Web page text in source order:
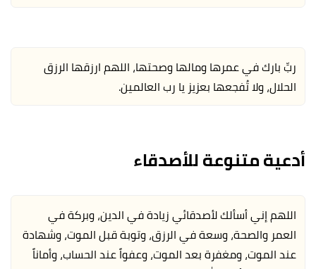
ربِّ بارك في عمرها ومالها وصحتها، اللهم ارزقها الرزق
الحلال، ولا تُفجعها بعزيز يا رب العالمين.
أدعية متنوعة للأصدقاء
اللهم إني أسألك لأصدقائي زيادة في الدين، وبركة في
العمر والصحة، وسعة في الرزق، وتوبة قبل الموت، وشهادة
عند الموت، ومغفرة بعد الموت، وعفواً عند الحساب، وأماناً